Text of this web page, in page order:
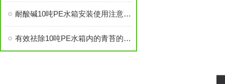
耐酸碱10吨PE水箱安装使用注意事项
有效祛除10吨PE水箱内的青苔的方法